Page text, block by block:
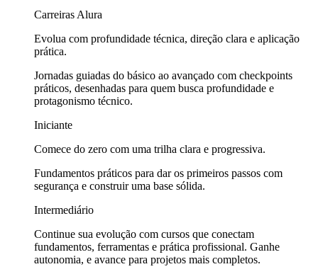
Carreiras Alura
Evolua com profundidade técnica, direção clara e aplicação
prática.
Jornadas guiadas do básico ao avançado com checkpoints
práticos, desenhadas para quem busca profundidade e
protagonismo técnico.
Iniciante
Comece do zero com uma trilha clara e progressiva.
Fundamentos práticos para dar os primeiros passos com
segurança e construir uma base sólida.
Intermediário
Continue sua evolução com cursos que conectam
fundamentos, ferramentas e prática profissional. Ganhe
autonomia, e avance para projetos mais completos.